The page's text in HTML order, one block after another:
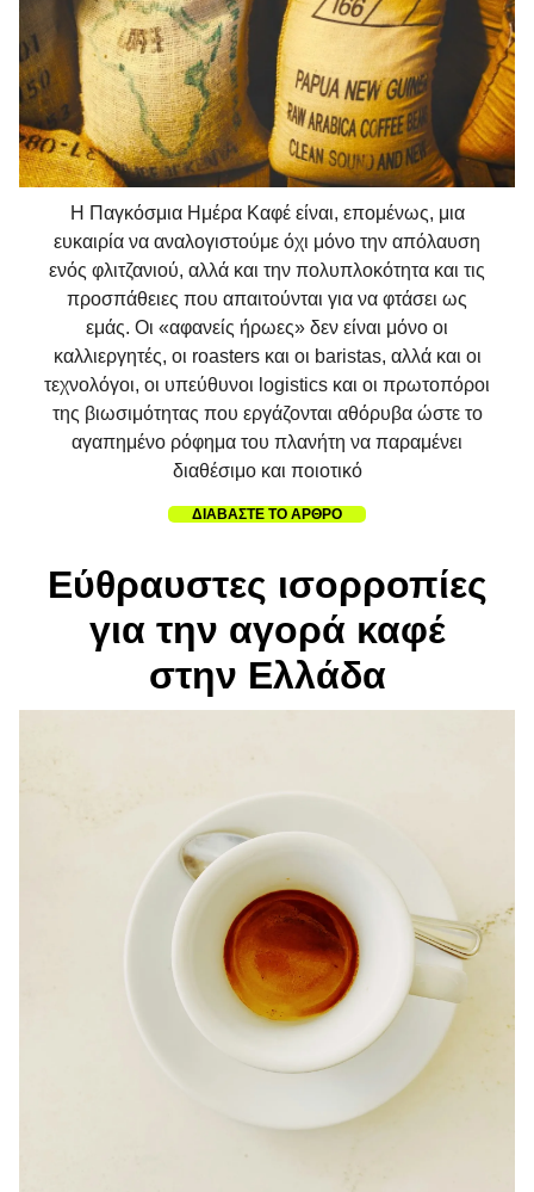
Η Παγκόσμια Ημέρα Καφέ είναι, επομένως, μια
ευκαιρία να αναλογιστούμε όχι μόνο την απόλαυση
ενός φλιτζανιού, αλλά και την πολυπλοκότητα και τις
προσπάθειες που απαιτούνται για να φτάσει ως
εμάς. Οι «αφανείς ήρωες» δεν είναι μόνο οι
καλλιεργητές, οι roasters και οι baristas, αλλά και οι
τεχνολόγοι, οι υπεύθυνοι logistics και οι πρωτοπόροι
της βιωσιμότητας που εργάζονται αθόρυβα ώστε το
αγαπημένο ρόφημα του πλανήτη να παραμένει
διαθέσιμο και ποιοτικό
ΔΙΑΒΑΣΤΕ ΤΟ ΑΡΘΡΟ
Εύθραυστες ισορροπίες
για την αγορά καφέ
στην Ελλάδα